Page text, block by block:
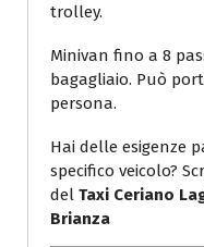
trolley.
Minivan fino a 8
bagagliaio. Può
persona.
Hai delle esigenze
specifico veicolo?
del Taxi Ceriano
Brianza